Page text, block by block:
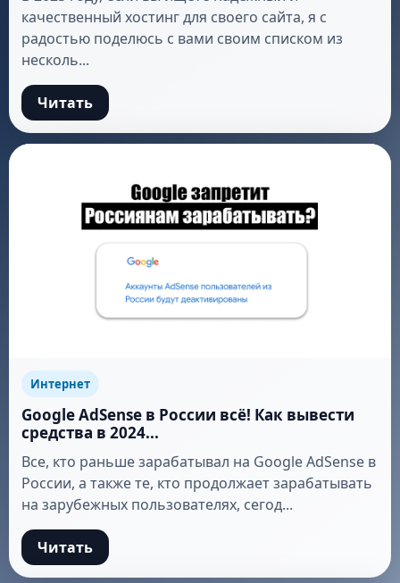
качественный хостинг для своего сайта, я с
радостью поделюсь с вами своим списком из
несколь...
Читать
Интернет
Google AdSense в России всё! Как вывести
средства в 2024...
Все, кто раньше зарабатывал на Google AdSense в
России, а также те, кто продолжает зарабатывать
на зарубежных пользователях, сегод...
Читать